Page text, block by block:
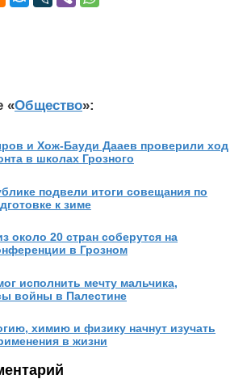
«Общество»:
и Хож-Бауди Дааев проверили ход
в школах Грозного
подвели итоги совещания по
к зиме
около 20 стран соберутся на
в Грозном
исполнить мечту мальчика,
войны в Палестине
химию и физику начнут изучать
в жизни